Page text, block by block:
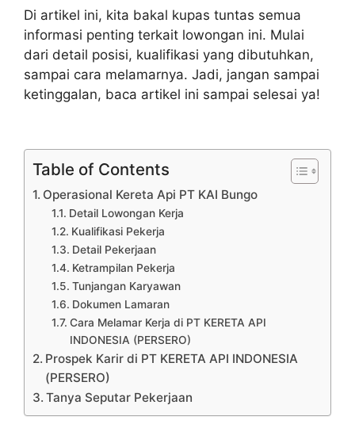
Di artikel ini, kita bakal kupas tuntas semua
informasi penting terkait lowongan ini. Mulai
dari detail posisi, kualifikasi yang dibutuhkan,
sampai cara melamarnya. Jadi, jangan sampai
ketinggalan, baca artikel ini sampai selesai ya!
Table of Contents
Operasional Kereta Api PT KAI Bungo
Detail Lowongan Kerja
Kualifikasi Pekerja
Detail Pekerjaan
Ketrampilan Pekerja
Tunjangan Karyawan
Dokumen Lamaran
Cara Melamar Kerja di PT KERETA API
INDONESIA (PERSERO)
Prospek Karir di PT KERETA API INDONESIA
(PERSERO)
Tanya Seputar Pekerjaan